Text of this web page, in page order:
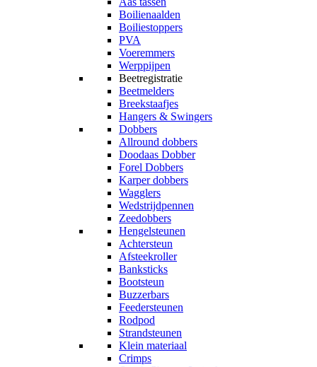
Boilienaalden
Boiliestoppers
PVA
Voeremmers
Werppijpen
Beetregistratie
Beetmelders
Breekstaafjes
Hangers & Swingers
Dobbers
Allround dobbers
Doodaas Dobber
Forel Dobbers
Karper dobbers
Wagglers
Wedstrijdpennen
Zeedobbers
Hengelsteunen
Achtersteun
Afsteekroller
Banksticks
Bootsteun
Buzzerbars
Feedersteunen
Rodpod
Strandsteunen
Klein materiaal
Crimps